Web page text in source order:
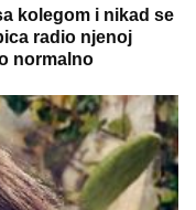
kolegom i nikad se
radio njenoj
normalno